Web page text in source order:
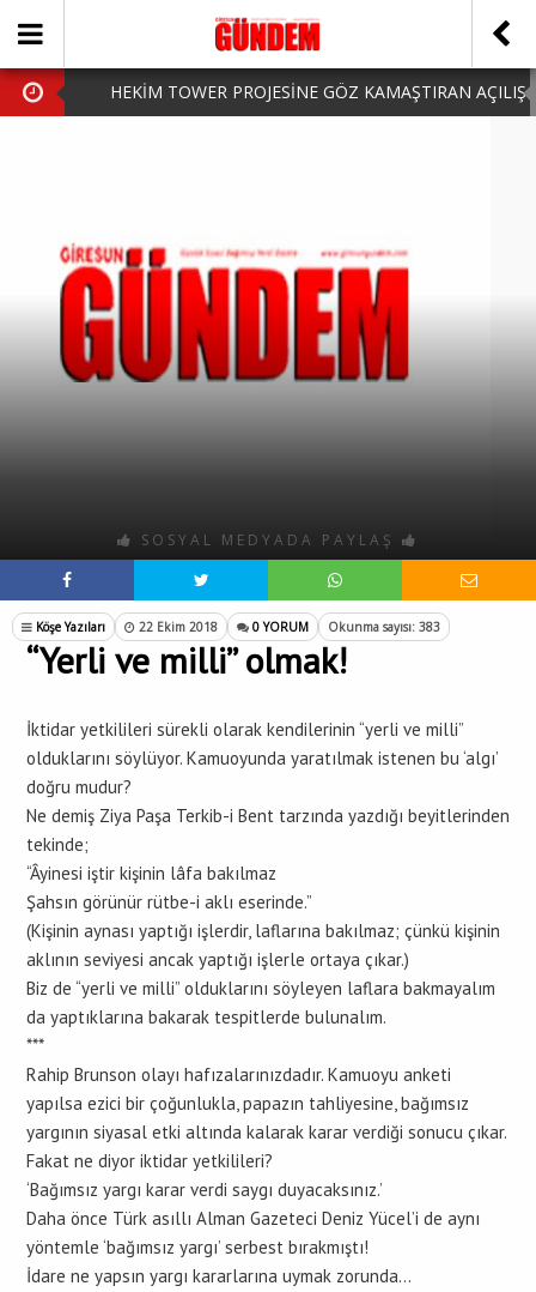
HEKİM TOWER PROJESİNE GÖZ KAMAŞTIRAN AÇILIŞ
HARUN CİCİ: VİDEOYU GÖRÜNCE GÖZLERİM DOLDU
SOSYAL MEDYADA PAYLAŞ
Köşe Yazıları 22 Ekim 2018 0 YORUM Okunma sayısı: 383
“Yerli ve milli” olmak!
İktidar yetkilileri sürekli olarak kendilerinin “yerli ve milli”
olduklarını söylüyor. Kamuoyunda yaratılmak istenen bu ‘algı’
doğru mudur?
Ne demiş Ziya Paşa Terkib-i Bent tarzında yazdığı beyitlerinden
tekinde;
“Âyinesi iştir kişinin lâfa bakılmaz
Şahsın görünür rütbe-i aklı eserinde.”
(Kişinin aynası yaptığı işlerdir, laflarına bakılmaz; çünkü kişinin
aklının seviyesi ancak yaptığı işlerle ortaya çıkar.)
Biz de “yerli ve milli” olduklarını söyleyen laflara bakmayalım
da yaptıklarına bakarak tespitlerde bulunalım.
***
Rahip Brunson olayı hafızalarınızdadır. Kamuoyu anketi
yapılsa ezici bir çoğunlukla, papazın tahliyesine, bağımsız
yargının siyasal etki altında kalarak karar verdiği sonucu çıkar.
Fakat ne diyor iktidar yetkilileri?
‘Bağımsız yargı karar verdi saygı duyacaksınız.’
Daha önce Türk asıllı Alman Gazeteci Deniz Yücel’i de aynı
yöntemle ‘bağımsız yargı’ serbest bırakmıştı!
İdare ne yapsın yargı kararlarına uymak zorunda…